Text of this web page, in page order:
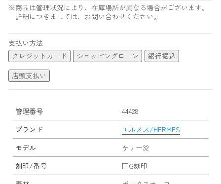
※商品は管理状況により、在庫場所が異なる場合がございます。
詳細につきましては、お問い合わせください。
支払い方法
クレジットカード
ショッピングローン
銀行振込
店頭支払い
管理番号
44428
ブランド
エルメス/HERMES
モデル
ケリー32
刻印/番号
□G刻印